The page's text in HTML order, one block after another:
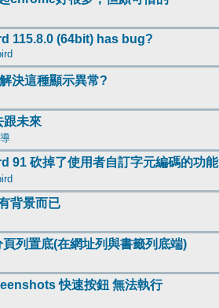
115.8.0 (64bit) has bug?
決這種顯示異常?
跟未來
91 砍掉了使用者自訂字元編碼的功能
背景而已
列置底(在網址列與書籤列底端)
快速按鈕 無法執行